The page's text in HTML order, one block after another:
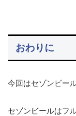
おわりに
今回はセゾンビー
セゾンビールはフ